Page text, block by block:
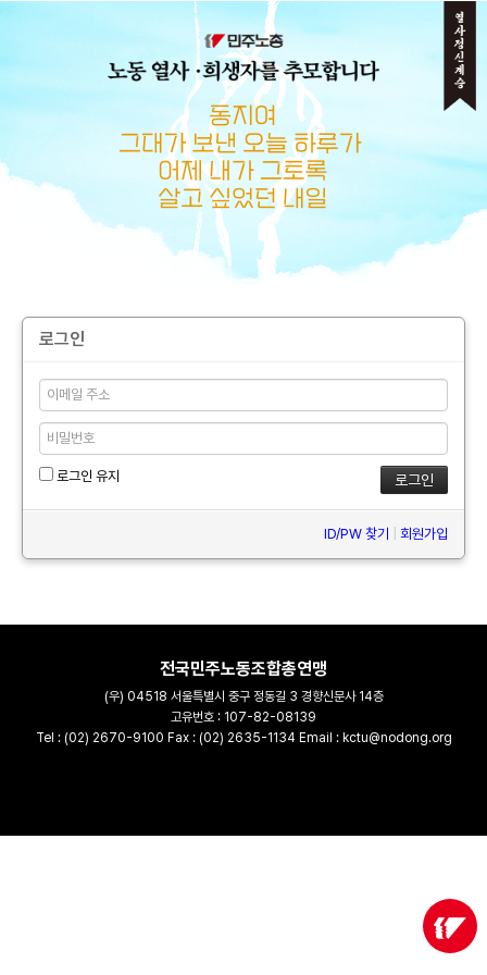
메뉴 건너뛰기
로그인
로그인 유지
ID/PW 찾기 회원가입
전국민주노동조합총연맹
(우) 04518 서울특별시 중구 정동길 3 경향신문사 14층
고유번호 : 107-82-08139
Tel : (02) 2670-9100 Fax : (02) 2635-1134 Email : kctu@nodong.org